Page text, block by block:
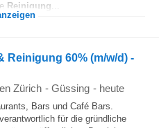
Reinigung
Reinigung 60% (m/w/d) -
Zürich - Güssing - heute
Bars und Café Bars.
für die gründliche